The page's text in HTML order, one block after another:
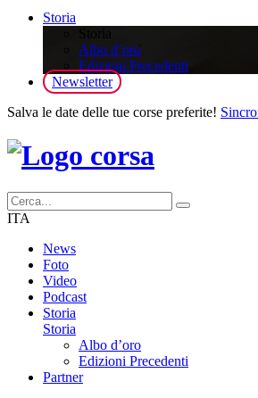
Storia
Albo d’oro
Edizioni Precedenti
Newsletter
Salva le date delle tue corse preferite!
ITA
News
Foto
Video
Podcast
Storia
Storia
Albo d’oro
Edizioni Precedenti
Partner